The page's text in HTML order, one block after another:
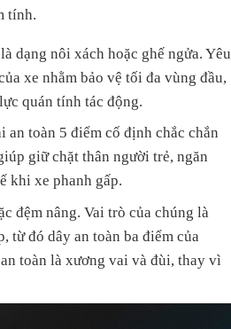
tính.
dạng nôi xách hoặc ghế ngửa. Yêu
xe nhằm bảo vệ tối đa vùng đầu,
quán tính tác động.
toàn 5 điểm cố định chắc chắn
giữ chặt thân người trẻ, ngăn
khi xe phanh gấp.
đệm nâng. Vai trò của chúng là
từ đó dây an toàn ba điểm của
toàn là xương vai và đùi, thay vì